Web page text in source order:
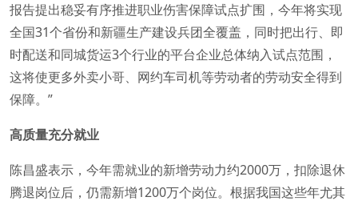
报告提出稳妥有序推进职业伤害保障试点扩围，今年将实现
全国31个省份和新疆生产建设兵团全覆盖，同时把出行、即
时配送和同城货运3个行业的平台企业总体纳入试点范围，
这将使更多外卖小哥、网约车司机等劳动者的劳动安全得到
保障。”
高质量充分就业
陈昌盛表示，今年需就业的新增劳动力约2000万，扣除退休
腾退岗位后，仍需新增1200万个岗位。根据我国这些年尤其